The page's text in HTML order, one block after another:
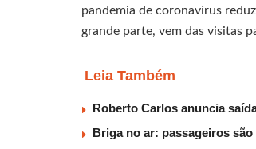
pandemia de coronavírus
grande parte, vem das visitas
Leia Também
Roberto Carlos anuncia
Briga no ar: passageiros